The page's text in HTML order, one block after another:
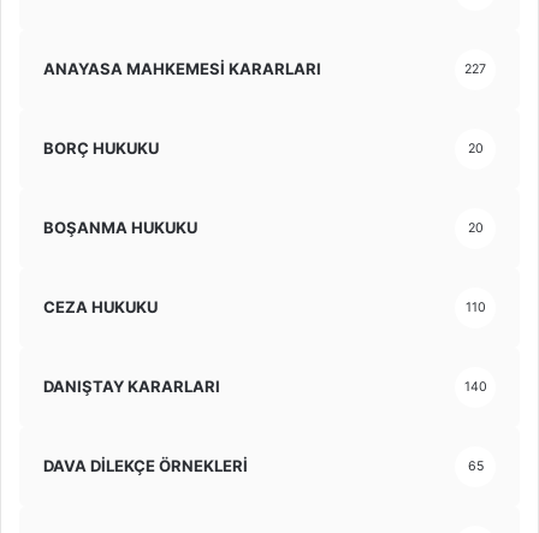
ANAYASA MAHKEMESİ KARARLARI 227
BORÇ HUKUKU 20
BOŞANMA HUKUKU 20
CEZA HUKUKU 110
DANIŞTAY KARARLARI 140
DAVA DİLEKÇE ÖRNEKLERİ 65